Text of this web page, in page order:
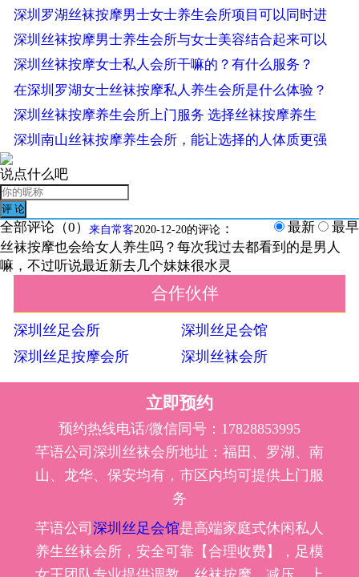
深圳罗湖丝袜按摩男士女士养生会所项目可以同时进
深圳丝袜按摩男士养生会所与女士美容结合起来可以
深圳丝袜按摩女士私人会所干嘛的？有什么服务？
在深圳罗湖女士丝袜按摩私人养生会所是什么体验？
深圳丝袜按摩养生会所上门服务 选择丝袜按摩养生
深圳南山丝袜按摩养生会所，能让选择的人体质更强
说点什么吧
全部评论（0） 最新 最早
来自常客2020-12-20的评论 ：
丝袜按摩也会给女人养生吗？每次我过去都看到的是男人
嘛，不过听说最近新去几个妹妹很水灵
合作伙伴
深圳丝足会所
深圳丝足会馆
深圳丝足按摩会所
深圳丝袜会所
立即预约
预约热线电话/微信同号：17828853995
芊语公司深圳丝袜会所地址：福田、罗湖、南
山、龙华、保安均有，市区内均可提供上门服
务
芊语公司 深圳丝足会馆是高端家庭式休闲私人
养生丝袜会所，安全可靠【合理收费】，足模